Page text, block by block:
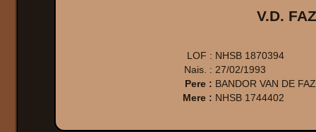
V.D.
LOF : NHSB 1870394
Nais. : 27/02/1993
Pere : BANDOR VAN DE
Mere : NHSB 1744402